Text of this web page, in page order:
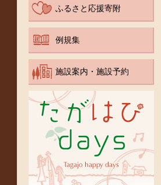
ふるさと応援寄附
例規集
施設案内・施設予約